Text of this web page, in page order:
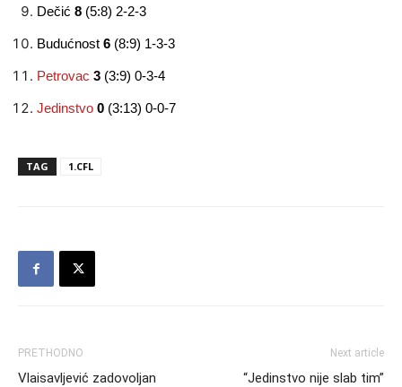
Dečić 8 (5:8) 2-2-3
Budućnost 6 (8:9) 1-3-3
Petrovac 3 (3:9) 0-3-4
Jedinstvo 0 (3:13) 0-0-7
TAG 1.CFL
PRETHODNO
Vlaisavljević zadovoljan
Next article
“Jedinstvo nije slab tim”